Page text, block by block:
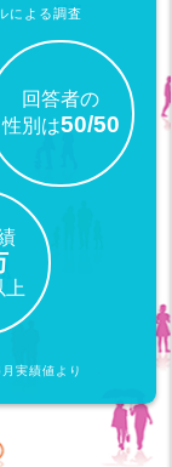
よる調査
回答者の
性別は50/50
上
実績値より